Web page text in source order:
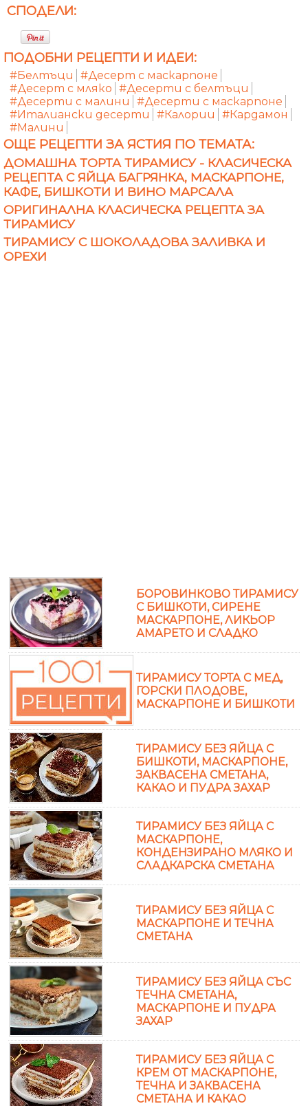
СПОДЕЛИ:
ПОДОБНИ РЕЦЕПТИ И ИДЕИ:
#Белтъци
#Десерт с маскарпоне
#Десерт с мляко #Десерти с белтъци
#Десерти с малини
#Десерти с маскарпоне
#Италиански десерти
#Калории
#Кардамон
#Малини
ОЩЕ РЕЦЕПТИ ЗА ЯСТИЯ ПО ТЕМАТА:
ДОМАШНА ТОРТА ТИРАМИСУ - КЛАСИЧЕСКА
РЕЦЕПТА С ЯЙЦА БАГРЯНКА, МАСКАРПОНЕ,
КАФЕ, БИШКОТИ И ВИНО МАРСАЛА
ОРИГИНАЛНА КЛАСИЧЕСКА РЕЦЕПТА ЗА
ТИРАМИСУ
ТИРАМИСУ С ШОКОЛАДОВА ЗАЛИВКА И
ОРЕХИ
БОРОВИНКОВО ТИРАМИСУ
С БИШКОТИ, СИРЕНЕ
МАСКАРПОНЕ, ЛИКЬОР
АМАРЕТО И СЛАДКО
ТИРАМИСУ ТОРТА С МЕД,
ГОРСКИ ПЛОДОВЕ,
МАСКАРПОНЕ И БИШКОТИ
ТИРАМИСУ БЕЗ ЯЙЦА С
БИШКОТИ, МАСКАРПОНЕ,
ЗАКВАСЕНА СМЕТАНА,
КАКАО И ПУДРА ЗАХАР
ТИРАМИСУ БЕЗ ЯЙЦА С
МАСКАРПОНЕ,
КОНДЕНЗИРАНО МЛЯКО И
СЛАДКАРСКА СМЕТАНА
ТИРАМИСУ БЕЗ ЯЙЦА С
МАСКАРПОНЕ И ТЕЧНА
СМЕТАНА
ТИРАМИСУ БЕЗ ЯЙЦА СЪС
ТЕЧНА СМЕТАНА,
МАСКАРПОНЕ И ПУДРА
ЗАХАР
ТИРАМИСУ БЕЗ ЯЙЦА С
КРЕМ ОТ МАСКАРПОНЕ,
ТЕЧНА И ЗАКВАСЕНА
СМЕТАНА И КАКАО